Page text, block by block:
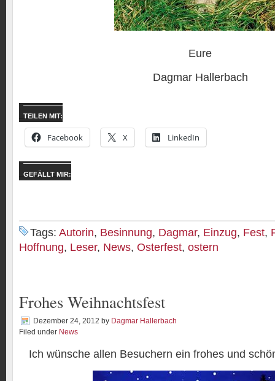
Eure
Dagmar Hallerbach
TEILEN MIT:
Facebook X LinkedIn
GEFÄLLT MIR:
Tags: Autorin, Besinnung, Dagmar, Einzug, Fest,
Hoffnung, Leser, News, Osterfest, ostern
Frohes Weihnachtsfest
Dezember 24, 2012 by Dagmar Hallerbach
Filed under News
Ich wünsche allen Besuchern ein frohes und